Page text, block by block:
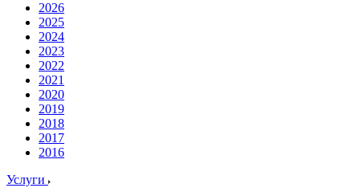
2026
2025
2024
2023
2022
2021
2020
2019
2018
2017
2016
Услуги